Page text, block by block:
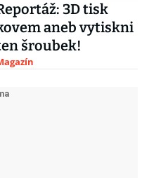
3D tisk
aneb vytiskni
šroubek!